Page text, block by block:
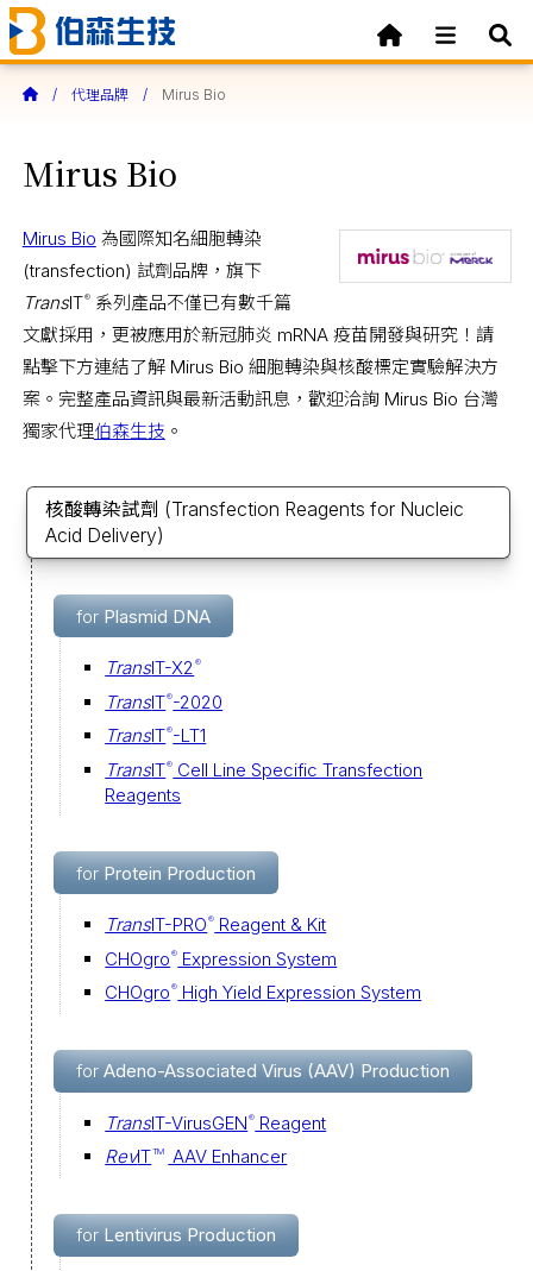
代理品牌 Mirus Bio
Mirus Bio
Mirus Bio 為國際知名細胞轉染
(transfection) 試劑品牌，旗下
TransIT®系列產品不僅已有數千篇
文獻採用，更被應用於新冠肺炎 mRNA 疫苗開發與研究！請
點擊下方連結了解 Mirus Bio 細胞轉染與核酸標定實驗解決方
案。完整產品資訊與最新活動訊息，歡迎洽詢 Mirus Bio 台灣
獨家代理伯森生技 。
核酸轉染試劑 (Transfection Reagents for Nucleic
Acid Delivery)
forPlasmid DNA
TransIT-X2 ®
TransIT®-2020
TransIT®-LT1
TransIT® Cell Line Specific Transfection
Reagents
forProtein Production
TransIT-PRO ® Reagent & Kit
CHOgro ® Expression System
CHOgro ® High Yield Expression System
forAdeno-Associated Virus (AAV) Production
TransIT-VirusGEN ® Reagent
RevITTM AAV Enhancer
forLentivirus Production